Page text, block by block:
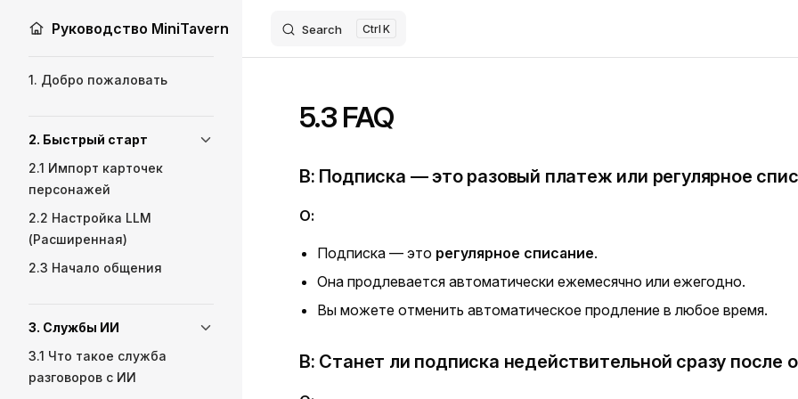
Skip to content
Руководство MiniTavern Search K
1. Добро пожаловать
2. Быстрый старт
2.1 Импорт карточек
персонажей
2.2 Настройка LLM
(Расширенная)
2.3 Начало общения
3. Службы ИИ
3.1 Что такое служба
разговоров с ИИ
5.3 FAQ
В: Подписка — это разовый платеж или регулярное
О:
Подписка — это регулярное списание.
Она продлевается автоматически ежемесячно или ежегодно.
Вы можете отменить автоматическое продление в любое время.
В: Станет ли подписка недействительной сразу после